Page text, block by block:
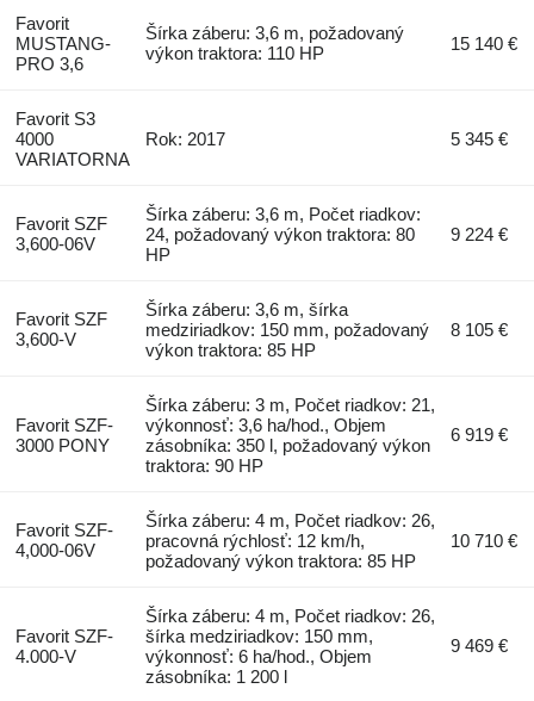
Favorit
MUSTANG-
PRO 3,6
Šírka záberu: 3,6 m, požadovaný
výkon traktora: 110 HP
15 140 €
Favorit S3
4000
VARIATORNA
Rok: 2017 5 345 €
Favorit SZF
3,600-06V
Šírka záberu: 3,6 m, Počet riadkov:
24, požadovaný výkon traktora: 80
HP
9 224 €
Favorit SZF
3,600-V
Šírka záberu: 3,6 m, šírka
medziriadkov: 150 mm, požadovaný
výkon traktora: 85 HP
8 105 €
Favorit SZF-
3000 PONY
Šírka záberu: 3 m, Počet riadkov: 21,
výkonnosť: 3,6 ha/hod., Objem
zásobníka: 350 l, požadovaný výkon
traktora: 90 HP
6 919 €
Favorit SZF-
4,000-06V
Šírka záberu: 4 m, Počet riadkov: 26,
pracovná rýchlosť: 12 km/h,
požadovaný výkon traktora: 85 HP
10 710 €
Favorit SZF-
4.000-V
Šírka záberu: 4 m, Počet riadkov: 26,
šírka medziriadkov: 150 mm,
výkonnosť: 6 ha/hod., Objem
zásobníka: 1 200 l
9 469 €